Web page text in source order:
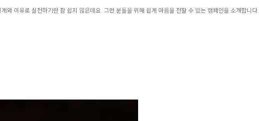
와 이유로 실천하기란 참 쉽지 않은데요. 그런 분들을 위해 쉽게 마음을 전할 수 있는 캠페인을 소개합니다.